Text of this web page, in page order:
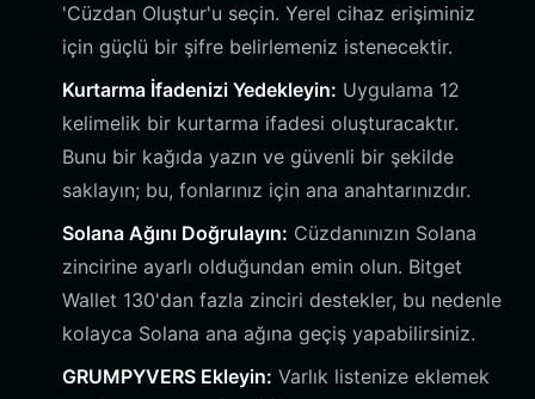
'Cüzdan Oluştur'u seçin. Yerel cihaz erişiminiz
için güçlü bir şifre belirlemeniz istenecektir.
Kurtarma İfadenizi Yedekleyin: Uygulama 12
kelimelik bir kurtarma ifadesi oluşturacaktır.
Bunu bir kağıda yazın ve güvenli bir şekilde
saklayın; bu, fonlarınız için ana anahtarınızdır.
Solana Ağını Doğrulayın: Cüzdanınızın Solana
zincirine ayarlı olduğundan emin olun. Bitget
Wallet 130'dan fazla zinciri destekler, bu nedenle
kolayca Solana ana ağına geçiş yapabilirsiniz.
GRUMPYVERS Ekleyin: Varlık listenize eklemek